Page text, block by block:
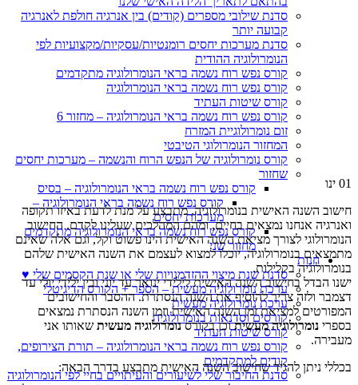
סדנת שילובי מספרים (קודים) בין אנרגיה חולפת לאנרגיה
קבועה יותר
סדנת מערכות יחסים רומנטיות/עסקיות/מקצועיות לפי
הנומרולוגיה ההודית
קורס נפש רוח נשמה בראי הנומרולוגיה מתקדמים
קורס נפש רוח נשמה בראי הנומרולוגיה
קורס שיטות העתיד
קורס נפש רוח נשמה בראי הנומרולוגיה – מחזור 6
זום נומרולוגיית המזרח
המחזור הנומרולוגי הטיבטי
קורס נומרולוגיה של הנפש הרוח והנשמה – מערכות יחסים
שחזור
קורס נפש רוח נשמה בראי הנומרולוגיה – בסיס
קורס נפש רוח נשמה בראי הנומרולוגיה –
מערכות יחסים
קורס נפש רוח נשמה בראי הנומרולוגיה מתקדמים
מחזור שני
חנות
סדנת שנת מיצוי ההזדמנויות שלי או שנת הקסמים שלי ♥
ערכת נומרולוגיה מעשית – הספר + הקורס הדיגיטלי
ערכת נומרולוגיה מעשית
קורסים וסדנאות בנומרולוגיה
קורס שיטות העתיד
קורס נפש רוח נשמה בראי הנומרולוגיה – תורת הצירופים,
קודים למתקדמים
סדנת החיבור שלי לשיעורים והעיתויים בחיי לפי הנומרולוגיה
01 ינו
חישוב השנה האישית בנומרולוגיה, מתבצע על מנת לדעת באיזו תקופה
ואנרגיה אנחנו נמצאים בחיים, ומהם המהלכים שעלינו לקדם. החישוב
הנומרולוגי לצורך מציאת השנה האישית הינו פשוט וקל, וגם אלה שאינם
מתמצאים בנומרולוגיה, יוכלו למצוא לעצמם את השנה האישית שלהם
בנומרולוגיה בקלילות.
ישנו הבדל בחישוב השנה האישית לילידי ינואר עד יוני ובין ילידי יולי עד
דצמבר ולזה צריך להוסיף את השנה הנסתרת. ההסבר והחישובים
המפורטים למציאת זמן השנה האישית וזמן השנה הנסתרת נמצאים
בספרי נומרולוגיה מעשיתוכן בקורסנומרולוגיה מעשית שאותו אני
מעבירה.
בכללי ניתן להגיד שחישוב השנה האישית מתבצע בדרך הבאה: